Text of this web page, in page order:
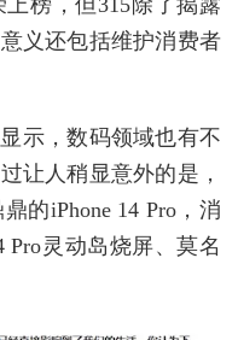
义还包括维护消费者
示，数码领域也有不
让人稍显意外的是，
的iPhone 14 Pro，消
Pro灵动岛烧屏、莫名